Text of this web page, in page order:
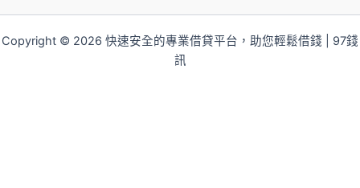
Copyright © 2026 快速安全的專業借貸平台，助您輕鬆借錢 | 97錢
訊